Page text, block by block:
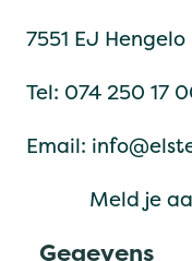
7551 EJ Hengelo
Tel: 074 250 17
Email:
Meld je